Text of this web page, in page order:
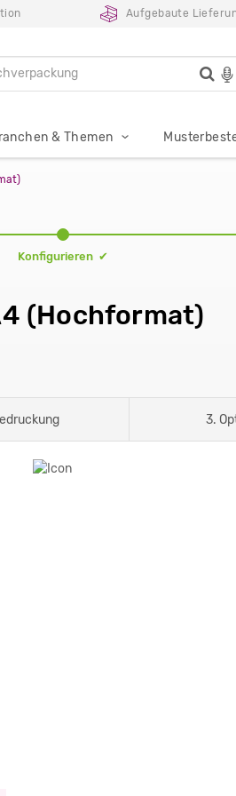
Aufgebaute
& Themen
Konfigurieren ✔
(Hochformat)
3.